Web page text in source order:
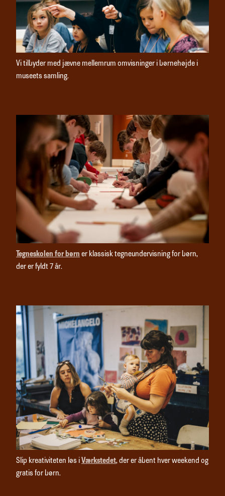
Vi tilbyder med jævne mellemrum omvisninger i børnehøjde i
museets samling.
Tegneskolen for børn er klassisk tegneundervisning for børn,
der er fyldt 7 år.
Slip kreativiteten løs i Værkstedet, der er åbent hver weekend og
gratis for børn.